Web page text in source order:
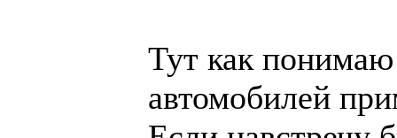
Тут как
автомобилей